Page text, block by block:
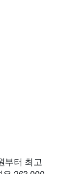
부터 최고